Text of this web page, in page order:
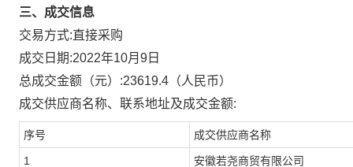
三、成交信息
交易方式:直接采购
成交日期:2022年10月9日
总成交金额（元）:23619.4 （人民币）
成交供应商名称、联系地址及成交金额:
序号 成交供应商名称
1 安徽若尧商贸有限公司